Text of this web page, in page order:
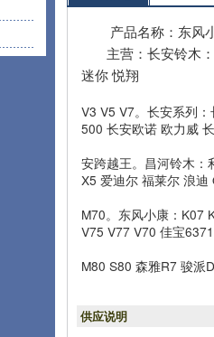
产品名称：东风
主营：长安铃木
迷你 悦翔
V3 V5 V7。长安系列
500 长安欧诺 欧力威
安跨越王。昌河铃木：
X5 爱迪尔 福莱尔 浪
M70。东风小康：K07
V75 V77 V70 佳宝
M80 S80 森雅R7 骏派
供应说明